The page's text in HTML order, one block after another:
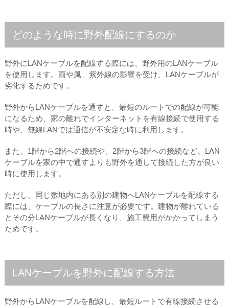
どのような時に野外配線にするのか
野外にLANケーブルを配線する際には、野外用のLANケーブル
を使用します。雨や風、紫外線の影響を受け、LANケーブルが
劣化するためです。
野外からLANケーブルを通すと、最短のルートでの配線が可能
になるため、家の離れでインターネットを有線接続で使用する
時や、無線LANでは通信が不安定な時に利用します。
また、1階から2階への接続や、2階から3階への接続など、LAN
ケーブルを家の中で通すよりも野外を通して接続した方が良い
時に使用します。
ただし、同じ敷地内にある別の建物へLANケーブルを配線する
際には、ケーブルの長さに注意が必要です。建物が離れている
とその分LANケーブルが長くなり、施工費用がかかってしまう
ためです。
LANケーブルを野外に配線する方法
野外からLANケーブルを配線し、最短ルートで有線接続させる